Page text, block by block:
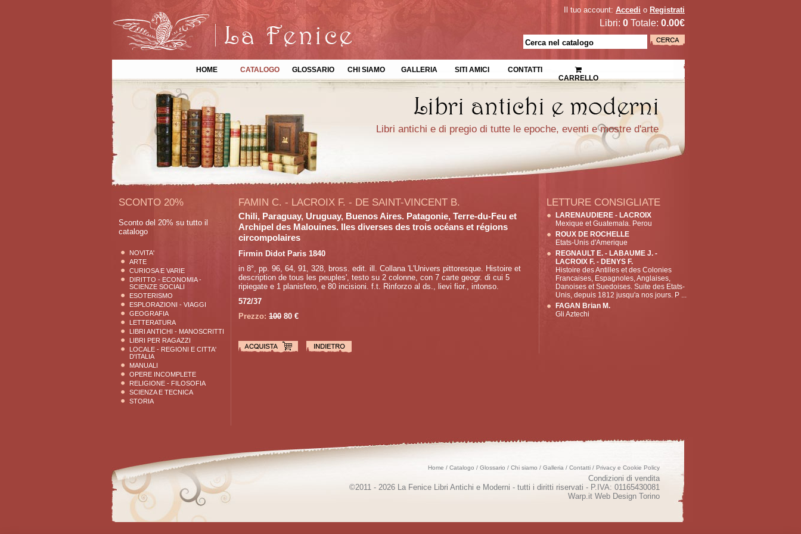
Il tuo account: Accedi o Registrati
Libri: 0 Totale: 0.00€
HOME CATALOGO GLOSSARIO CHI SIAMO GALLERIA SITI AMICI
CONTATTI
CARRELLO
Libri antichi e di pregio di tutte le epoche, eventi e mostre d'arte
SCONTO 20%
Sconto del 20% su tutto il
catalogo
NOVITA'
ARTE
CURIOSA E VARIE
DIRITTO - ECONOMIA -
SCIENZE SOCIALI
ESOTERISMO
ESPLORAZIONI - VIAGGI
GEOGRAFIA
LETTERATURA
LIBRI ANTICHI - MANOSCRITTI
LIBRI PER RAGAZZI
LOCALE - REGIONI E CITTA'
D'ITALIA
MANUALI
OPERE INCOMPLETE
RELIGIONE - FILOSOFIA
SCIENZA E TECNICA
STORIA
FAMIN C. - LACROIX F. - DE SAINT-VINCENT B.
Chili, Paraguay, Uruguay, Buenos Aires. Patagonie, Terre-du-Feu et
Archipel des Malouines. Iles diverses des trois océans et régions
circompolaires
Firmin Didot Paris 1840
in 8°, pp. 96, 64, 91, 328, bross. edit. ill. Collana 'L'Univers pittoresque. Histoire et
description de tous les peuples', testo su 2 colonne, con 7 carte geogr. di cui 5
ripiegate e 1 planisfero, e 80 incisioni. f.t. Rinforzo al ds., lievi fior., intonso.
572/37
Prezzo: 100 80 €
LETTURE CONSIGLIATE
LARENAUDIERE - LACROIX
Mexique et Guatemala. Perou
ROUX DE ROCHELLE
Etats-Unis d'Amerique
REGNAULT E. - LABAUME J. -
LACROIX F. - DENYS F.
Histoire des Antilles et des Colonies
Francaises, Espagnoles, Anglaises,
Danoises et Suedoises. Suite des Etats-
Unis, depuis 1812 jusqu'a nos jours. P ...
FAGAN Brian M.
Gli Aztechi
Home / Catalogo / Glossario / Chi siamo / Galleria / Contatti / Privacy e Cookie Policy
Condizioni di vendita
©2011 - 2026 La Fenice Libri Antichi e Moderni - tutti i diritti riservati - P.IVA: 01165430081
Warp.it Web Design Torino